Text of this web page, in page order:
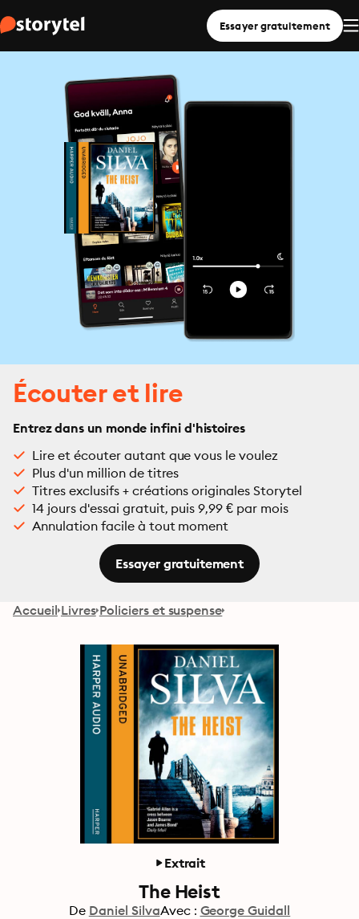
Essayer gratuitement
Écouter et lire
Entrez dans un monde infini d'histoires
Lire et écouter autant que vous le voulez
Plus d'un million de titres
Titres exclusifs + créations originales Storytel
14 jours d'essai gratuit, puis 9,99 € par mois
Annulation facile à tout moment
Essayer gratuitement
Accueil Livres Policiers et suspense
Extrait
The Heist
De Daniel SilvaAvec : George Guidall